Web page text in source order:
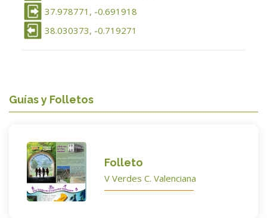
37.978771, -0.691918
38.030373, -0.719271
Guías y Folletos
Folleto
V Verdes C. Valenciana